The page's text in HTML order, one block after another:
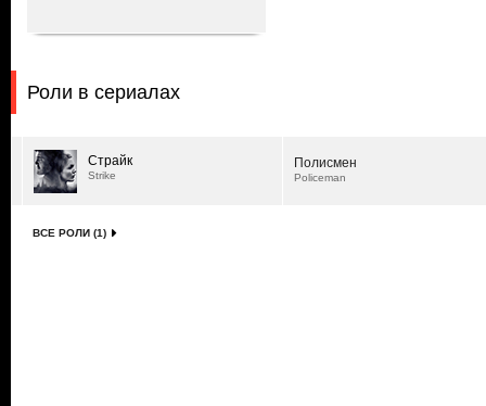
Роли в сериалах
Страйк
Strike
Полисмен
Policeman
ВСЕ РОЛИ (1)